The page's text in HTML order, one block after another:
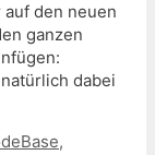
den neuen
ganzen
dabei
,